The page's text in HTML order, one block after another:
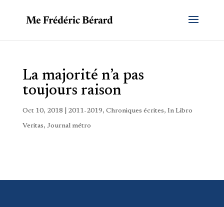
La majorité n’a pas
toujours raison
Oct 10, 2018 2011-2019, Chroniques écrites, In Libro
Veritas, Journal métro